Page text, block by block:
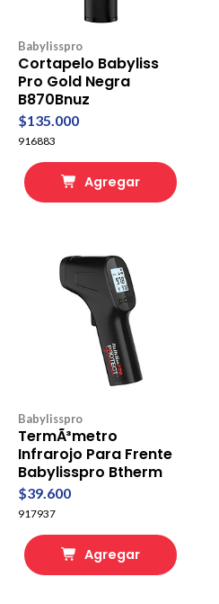
Babylisspro
Cortapelo Babyliss
Pro Gold Negra
B870Bnuz
$135.000
916883
Agregar
Babylisspro
TermÃ³metro
Infrarojo Para Frente
Babylisspro Btherm
$39.600
917937
Agregar